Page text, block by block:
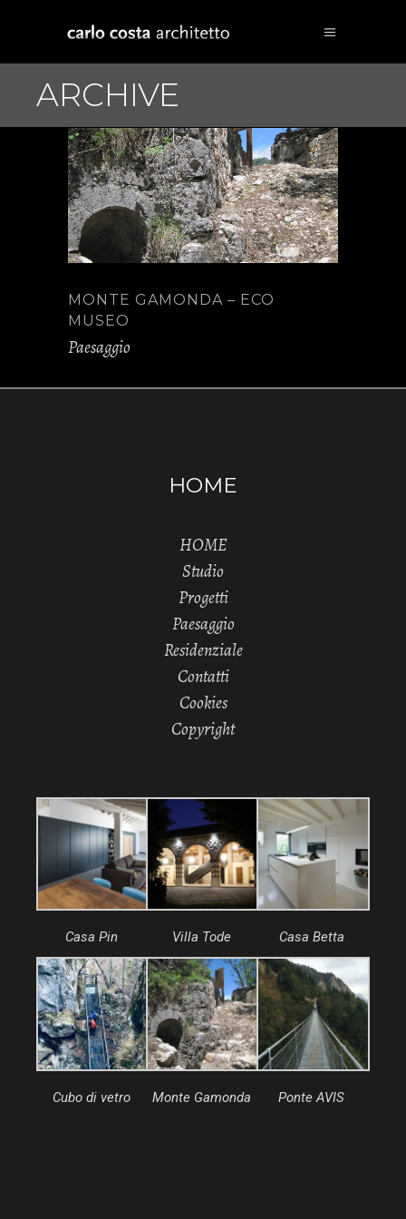
ARCHIVE
MONTE GAMONDA – ECO
MUSEO
Paesaggio
HOME
HOME
Studio
Progetti
Paesaggio
Residenziale
Contatti
Cookies
Copyright
Casa Pin Villa Tode Casa Betta
Cubo di vetro Monte Gamonda Ponte AVIS